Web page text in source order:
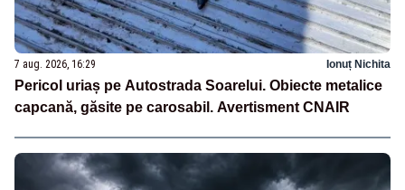
7 aug. 2026, 16:29 Ionuț Nichita
Pericol uriaș pe Autostrada Soarelui. Obiecte metalice
capcană, găsite pe carosabil. Avertisment CNAIR